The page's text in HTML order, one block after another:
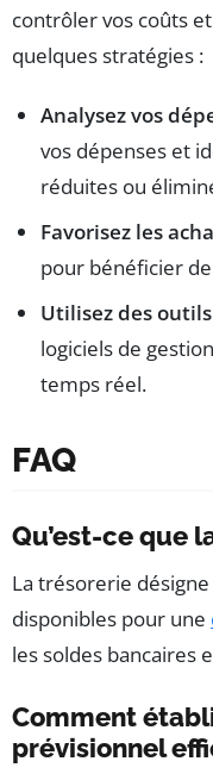
contrôler vos coûts
quelques stratégies :
Analysez vos
vos dépenses et
réduites ou
Favorisez les
pour bénéficier
Utilisez des
logiciels de
temps réel.
FAQ
Qu’est-ce que
La trésorerie
disponibles pour une
les soldes bancaires
Comment
prévisionnel